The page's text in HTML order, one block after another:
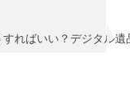
ればいい？デジタル